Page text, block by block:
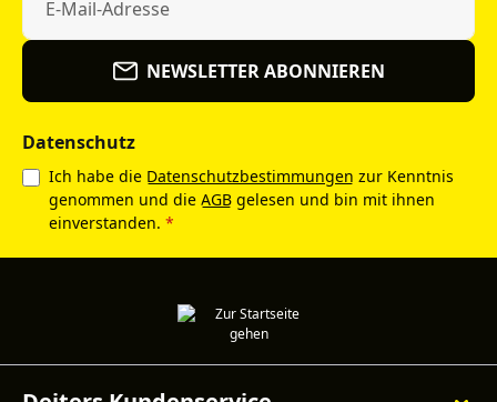
NEWSLETTER ABONNIEREN
Datenschutz
Ich habe die Datenschutzbestimmungen zur Kenntnis
genommen und die AGB gelesen und bin mit ihnen
einverstanden. *